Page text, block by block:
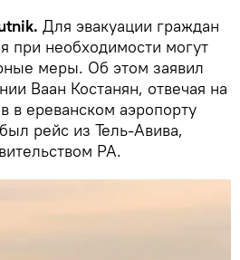
Для эвакуации граждан
при необходимости могут
меры. Об этом заявил
Ваан Костанян, отвечая на
в ереванском аэропорту
рейс из Тель-Авива,
РА.